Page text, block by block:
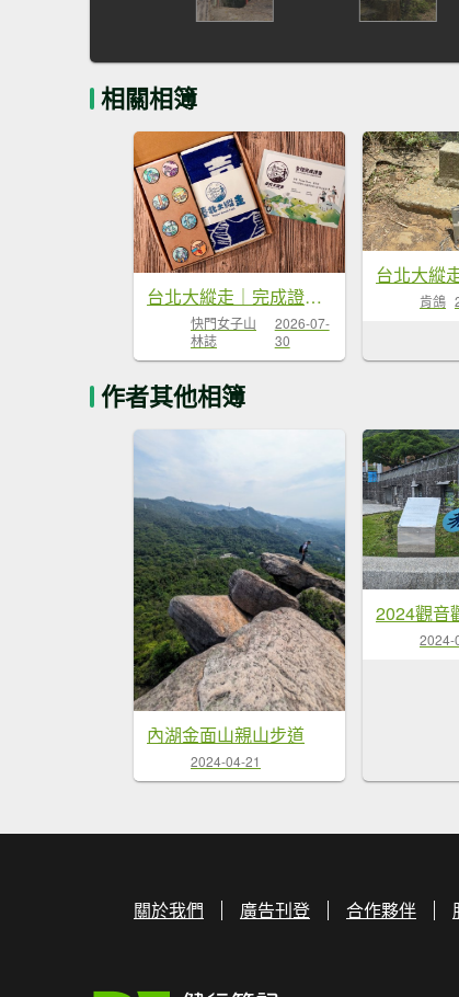
相關相簿
台北大縱走｜完成證書 x 徽章獎品 x 路線全攻略
快門女子山
林誌
2026-07-
30
肯鴿
作者其他相簿
內湖金面山親山步道
2024-04-21
2024-
關於我們 廣告刊登 合作夥伴